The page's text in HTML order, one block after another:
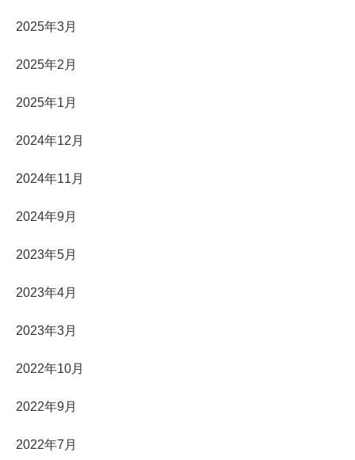
2025年3月
2025年2月
2025年1月
2024年12月
2024年11月
2024年9月
2023年5月
2023年4月
2023年3月
2022年10月
2022年9月
2022年7月